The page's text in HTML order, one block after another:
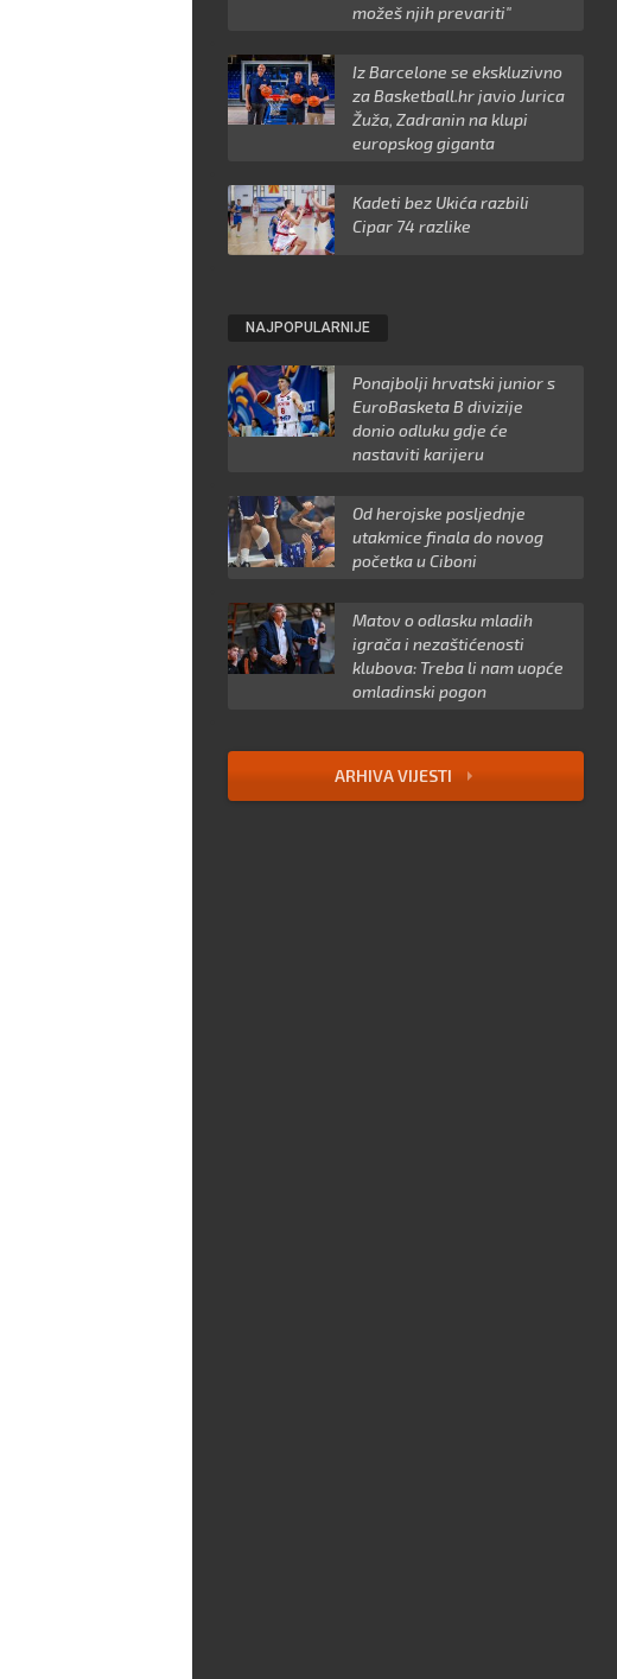
možeš njih prevariti"
Iz Barcelone se ekskluzivno
za Basketball.hr javio Jurica
Žuža, Zadranin na klupi
europskog giganta
Kadeti bez Ukića razbili
Cipar 74 razlike
NAJPOPULARNIJE
Ponajbolji hrvatski junior s
EuroBasketa B divizije
donio odluku gdje će
nastaviti karijeru
Od herojske posljednje
utakmice finala do novog
početka u Ciboni
Matov o odlasku mladih
igrača i nezaštićenosti
klubova: Treba li nam uopće
omladinski pogon
ARHIVA VIJESTI